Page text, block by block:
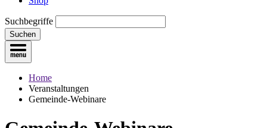
Suchbegriffe
Suchen
Home
Veranstaltungen
Gemeinde-Webinare